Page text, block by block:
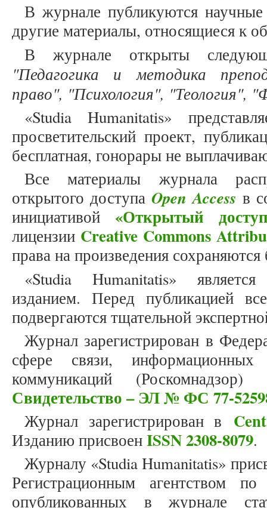
В журнале публикуются
другие материалы, относящиеся к
В журнале открыты
"Педагогика и методика
право", "Психология", "Теология",
«Studia Humanitatis»
просветительский проект,
бесплатная, гонорары не
Все материалы журнала
открытого доступаOpen Access в
инициативой «Открытый
лицензии Creative Commons
права на произведения
«Studia Humanitatis»
изданием. Перед публикацией
подвергаются тщательной
Журнал зарегистрирован в
сфере связи,
коммуникаций
Свидетельство – ЭЛ № ФС 77-
Журнал зарегистрирован в
Изданию присвоенISSN 2308-8079.
Журналу «Studia Humanitatis»
Регистрационным агентством
опубликованных в журнале